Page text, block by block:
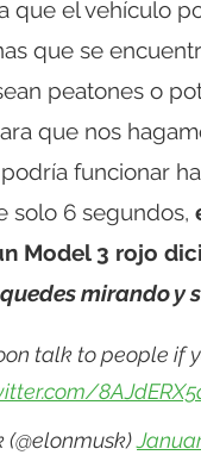
que el vehículo
que se
peatones o
que nos
funcionar
solo 6 segundos,
Model 3 rojo
mirando y
talk to people if
(@elonmusk)